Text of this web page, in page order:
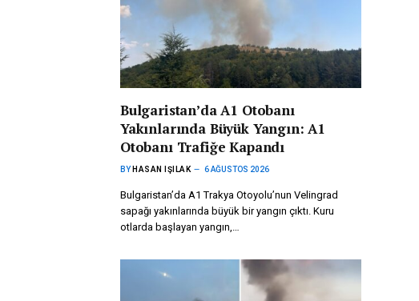
Bulgaristan’da A1 Otobanı
Yakınlarında Büyük Yangın: A1
Otobanı Trafiğe Kapandı
BY HASAN IŞILAK 6 AĞUSTOS 2026
Bulgaristan’da A1 Trakya Otoyolu’nun Velingrad
sapağı yakınlarında büyük bir yangın çıktı. Kuru
otlarda başlayan yangın,…